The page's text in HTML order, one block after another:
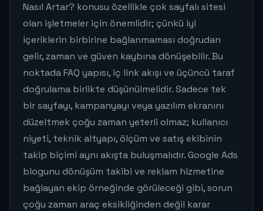
Nasıl Artar? konusu özellikle çok sayfalı sitesi
olan işletmeler için önemlidir; çünkü iyi
içeriklerin birbirine bağlanmaması doğrudan
gelir, zaman ve güven kaybına dönüşebilir. Bu
noktada FAQ yapısı, iç link akışı ve üçüncü taraf
doğrulama birlikte düşünülmelidir. Sadece tek
bir sayfayı, kampanyayı veya yazılım ekranını
düzeltmek çoğu zaman yeterli olmaz; kullanıcı
niyeti, teknik altyapı, ölçüm ve satış ekibinin
takip biçimi aynı akışta buluşmalıdır. Google Ads
blogunu dönüşüm takibi ve reklam hizmetine
bağlayan ekip örneğinde görüleceği gibi, sorun
çoğu zaman araç eksikliğinden değil karar